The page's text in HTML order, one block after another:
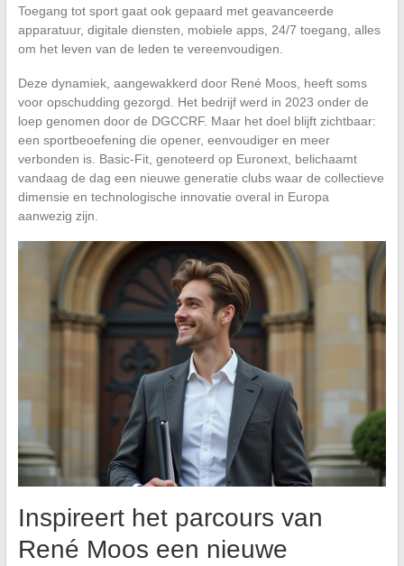
Toegang tot sport gaat ook gepaard met geavanceerde
apparatuur, digitale diensten, mobiele apps, 24/7 toegang, alles
om het leven van de leden te vereenvoudigen.
Deze dynamiek, aangewakkerd door René Moos, heeft soms
voor opschudding gezorgd. Het bedrijf werd in 2023 onder de
loep genomen door de DGCCRF. Maar het doel blijft zichtbaar:
een sportbeoefening die opener, eenvoudiger en meer
verbonden is. Basic-Fit, genoteerd op Euronext, belichaamt
vandaag de dag een nieuwe generatie clubs waar de collectieve
dimensie en technologische innovatie overal in Europa
aanwezig zijn.
Inspireert het parcours van
René Moos een nieuwe